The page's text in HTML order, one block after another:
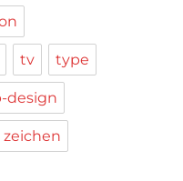
tv type
design
zeichen